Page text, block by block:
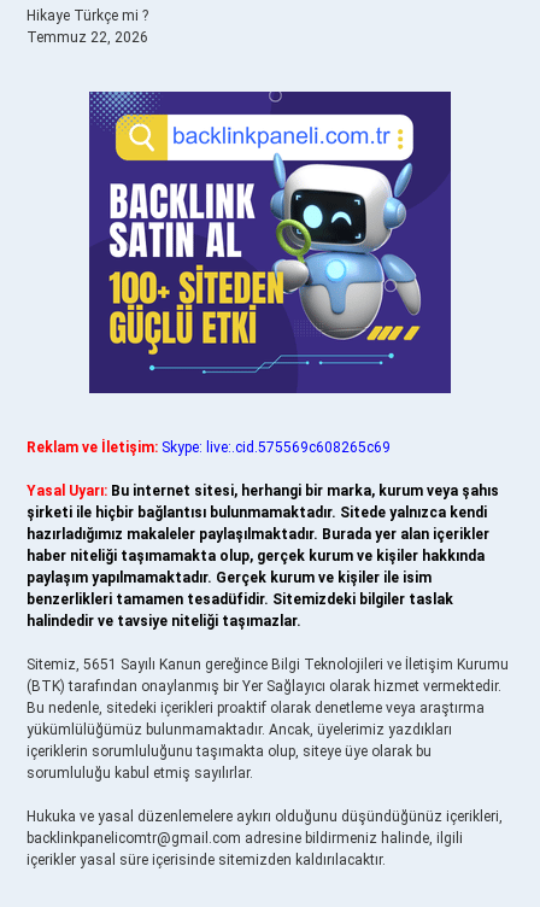
Hikaye Türkçe mi ?
Temmuz 22, 2026
Reklam ve İletişim: Skype: live:.cid.575569c608265c69
Yasal Uyarı: Bu internet sitesi, herhangi bir marka, kurum veya şahıs
şirketi ile hiçbir bağlantısı bulunmamaktadır. Sitede yalnızca kendi
hazırladığımız makaleler paylaşılmaktadır. Burada yer alan içerikler
haber niteliği taşımamakta olup, gerçek kurum ve kişiler hakkında
paylaşım yapılmamaktadır. Gerçek kurum ve kişiler ile isim
benzerlikleri tamamen tesadüfidir. Sitemizdeki bilgiler taslak
halindedir ve tavsiye niteliği taşımazlar.
Sitemiz, 5651 Sayılı Kanun gereğince Bilgi Teknolojileri ve İletişim Kurumu
(BTK) tarafından onaylanmış bir Yer Sağlayıcı olarak hizmet vermektedir.
Bu nedenle, sitedeki içerikleri proaktif olarak denetleme veya araştırma
yükümlülüğümüz bulunmamaktadır. Ancak, üyelerimiz yazdıkları
içeriklerin sorumluluğunu taşımakta olup, siteye üye olarak bu
sorumluluğu kabul etmiş sayılırlar.
Hukuka ve yasal düzenlemelere aykırı olduğunu düşündüğünüz içerikleri,
backlinkpanelicomtr@gmail.com adresine bildirmeniz halinde, ilgili
içerikler yasal süre içerisinde sitemizden kaldırılacaktır.